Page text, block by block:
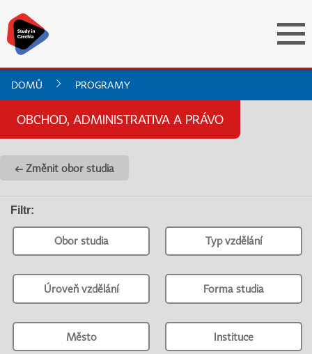
DOMŮ PROGRAMY
OBCHOD, ADMINISTRATIVA A PRÁVO
← Změnit obor studia
Filtr:
Obor studia Typ vzdělání
Úroveň vzdělání Forma studia
Město Instituce